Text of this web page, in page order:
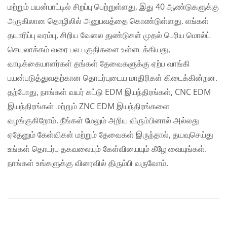
மற்றும் பயன்பாட்டில் சிறப்பு பெற்றுள்ளது, இது 40 ஆண்டுகளுக்கு
அருகிலான தொழிலில் அனுபவத்தை கொண்டுள்ளது. எங்கள்
தயாரிப்பு வரம்பு, சிறிய வேலை துண்டுகள் முதல் பெரிய மொல்ட்
செயலாக்கம் வரை பல பகுதிகளை உள்ளடக்கியது,
வாடிக்கையாளர்கள் தங்கள் தேவைகளுக்கு ஏற்ப வாங்கி
பயன்படுத்துவதற்கான தொடர்புடைய மாதிரிகள் கிடைக்கின்றன.
தற்போது, நாங்கள் வயர் கட்டு EDM இயந்திரங்கள், CNC EDM
இயந்திரங்கள் மற்றும் ZNC EDM இயந்திரங்களை
வழங்குகிறோம். நீங்கள் மேலும் அறிய விரும்பினால் அல்லது
ஏதேனும் கேள்விகள் மற்றும் தேவைகள் இருந்தால், தயவுசெய்து
உங்கள் தொடர்பு தகவலையும் கேள்வியையும் கீழே வையுங்கள்.
நாங்கள் உங்களுக்கு விரைவில் திரும்பி வருவோம்.